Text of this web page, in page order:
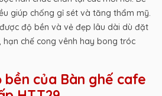
giúp chống gỉ sét và tăng thẩm mỹ.
độ bền và vẻ đẹp lâu dài dù đặt
chế cong vênh hay bong tróc
bền của Bàn ghế cafe